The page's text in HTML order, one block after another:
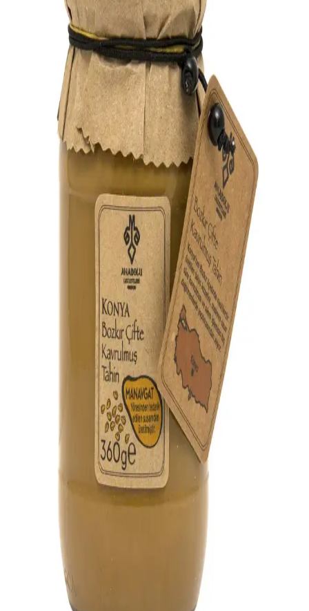
Konya Kıyma Fiyatları Güncel Durum ve Piyasa
Dinamikleri Analizi
Konya'da kıyma fiyatları, bölgesel ve piyasa koşullarıyla
şekilleniyor. Fiyatlar, et maliyetleri ve talep değişikliklerine bağlı
olarak sürekli dalgalanma gösteriyor.
2025'te Konya Otobüs Ücretlerinde Devrim:
Ulaşımda Yeni Dönem Başladı
Konya'da 2025 otobüs ücretleri ve Konyakart avantajlarıyla
ekonomik ulaşımı keşfedin. Detayları hemen öğrenin!
2025'te Konya-Isparta Yolculuğunuzu
Kolaylaştıracak 5 İpucu
2025'te Konya-Isparta yolculuğunuz için ulaşım seçeneklerini,
süreleri ve ipuçlarını öğrenin. Hemen keşfedin! Synopsıs: Konya ile
Isparta arasındaki yaklaşık 242 kilomet
2025'te Konya-Manisa Yolculuğu: En Hızlı ve
Konforlu Seçenekler
2025'te Konya-Manisa yolculuğunuzda en hızlı ve konforlu ulaşım
seçeneklerini keşfedin. Detayları hemen öğrenin!','synopsis':'Konya
ile Manisa arasındaki yaklaşık 535 km’
Konya Tulum Peyniri Özellikleri ve Geleneksel
Üretim Yöntemleri Hakkında Bilgi
Konya tulum peyniri, geleneksel yöntemlerle üretilen, yoğun
aroması ve doğal fermantasyonuyla öne çıkan bölgesel Türk
Konya Obruk Peyniri: Geleneksel Yöntemlerle
Üretilen Doğal ve Lezzetli Peynir
Konya'nın doğal çukurlarında geleneksel yöntemlerle üretilen Obruk
Peyniri, sağlıklı ve katkısız yapısıyla öne çıkar, çeşitli yemeklerde ve
kahvaltılarda tercih edilir.
Konya bozkır tahini: geleneksel üretim ve sağlıklı
beslenmede önemi